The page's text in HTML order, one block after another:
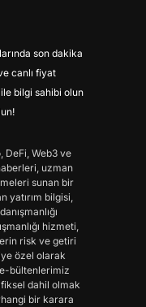
son dakika
canlı fiyat
bilgi sahibi olun
DeFi, Web3 ve
uzman
sunan bir
yatırım bilgisi,
hizmeti,
risk ve getiri
özel olarak
bültenlerimiz
dahil olmak
bir karara